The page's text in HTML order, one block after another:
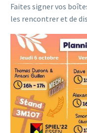
Faites signer vos
les rencontrer et de